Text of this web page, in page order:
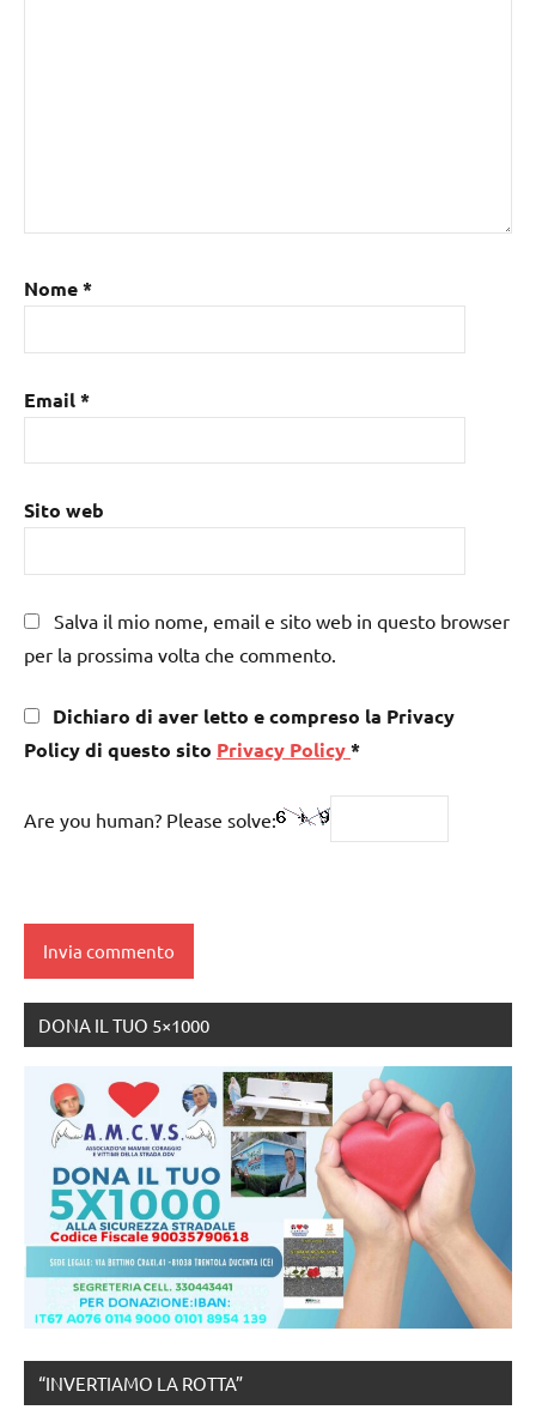
Nome*
Email*
Sito web
Salva il mio nome, email e sito web in questo browser
per la prossima volta che commento.
Dichiaro di aver letto e compreso la Privacy
Policy di questo sito Privacy Policy*
Are you human? Please solve:
DONA IL TUO 5×1000
“INVERTIAMO LA ROTTA”